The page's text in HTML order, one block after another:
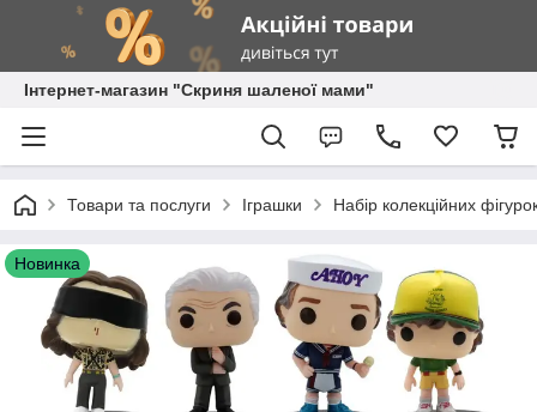
Інтернет-магазин "Скриня шаленої мами"
Товари та послуги Іграшки Набір колекційних
Новинка